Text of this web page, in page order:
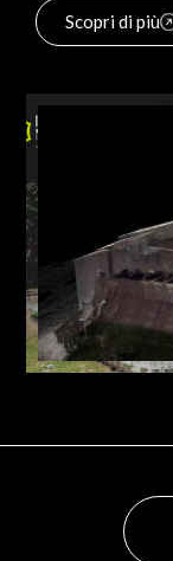
Scopri di più